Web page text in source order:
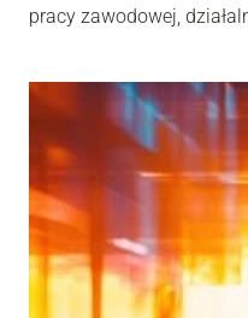
pracy zawodowej,